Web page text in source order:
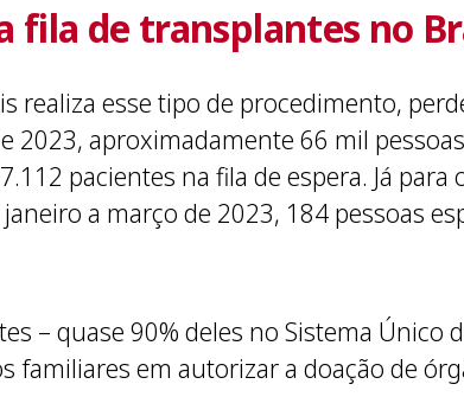
fila de transplantes no
realiza esse tipo de procedimento,
2023, aproximadamente 66 mil
pacientes na fila de espera. Já para
janeiro a março de 2023, 184 pessoas
– quase 90% deles no Sistema Único
familiares em autorizar a doação de